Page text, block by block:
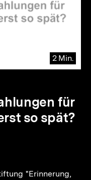
2 Min.
für
so spät?
"Erinnerung,